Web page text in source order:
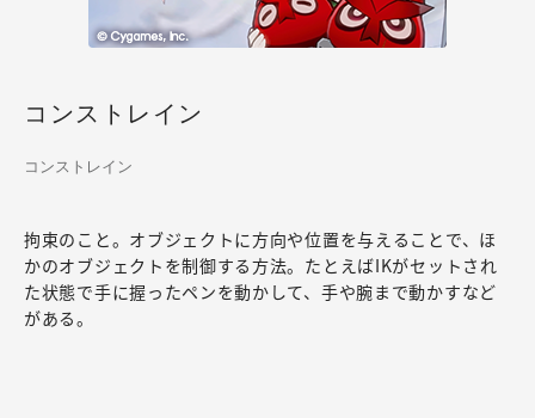
コンストレイン
コンストレイン
拘束のこと。オブジェクトに方向や位置を与えることで、ほ
かのオブジェクトを制御する方法。たとえばIKがセットされ
た状態で手に握ったペンを動かして、手や腕まで動かすなど
がある。